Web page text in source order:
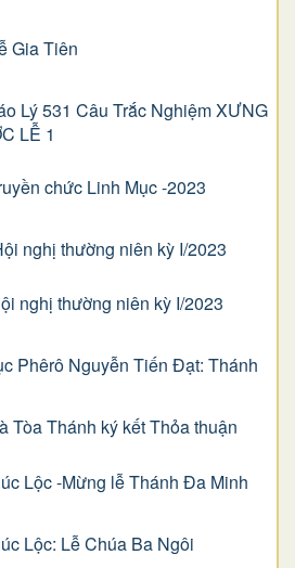
Gia Tiên
Lý 531 Câu Trắc Nghiệm XƯNG
LỄ 1
chức Linh Mục -2023
nghị thường niên kỳ I/2023
nghị thường niên kỳ I/2023
Phêrô Nguyễn Tiến Đạt: Thánh
Tòa Thánh ký kết Thỏa thuận
Lộc -Mừng lễ Thánh Đa Minh
Lộc: Lễ Chúa Ba Ngôi